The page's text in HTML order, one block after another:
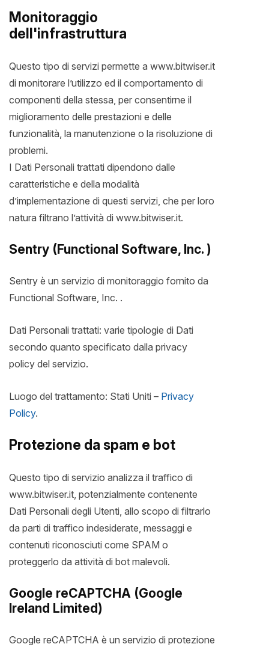
Monitoraggio
dell'infrastruttura
Questo tipo di servizi permette a www.bitwiser.it
di monitorare l’utilizzo ed il comportamento di
componenti della stessa, per consentirne il
miglioramento delle prestazioni e delle
funzionalità, la manutenzione o la risoluzione di
problemi.
I Dati Personali trattati dipendono dalle
caratteristiche e della modalità
d’implementazione di questi servizi, che per loro
natura filtrano l’attività di www.bitwiser.it.
Sentry (Functional Software, Inc. )
Sentry è un servizio di monitoraggio fornito da
Functional Software, Inc. .
Dati Personali trattati: varie tipologie di Dati
secondo quanto specificato dalla privacy
policy del servizio.
Luogo del trattamento: Stati Uniti – Privacy
Policy.
Protezione da spam e bot
Questo tipo di servizio analizza il traffico di
www.bitwiser.it, potenzialmente contenente
Dati Personali degli Utenti, allo scopo di filtrarlo
da parti di traffico indesiderate, messaggi e
contenuti riconosciuti come SPAM o
proteggerlo da attività di bot malevoli.
Google reCAPTCHA (Google
Ireland Limited)
Google reCAPTCHA è un servizio di protezione